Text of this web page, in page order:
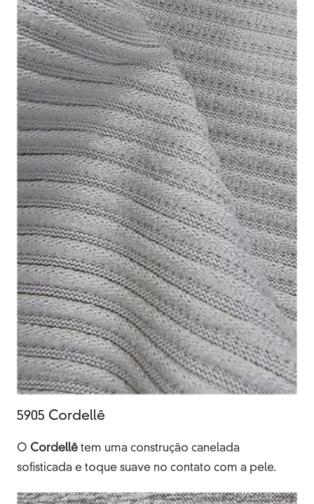
5905 Cordellê
O Cordellê tem uma construção canelada
sofisticada e toque suave no contato com a pele.